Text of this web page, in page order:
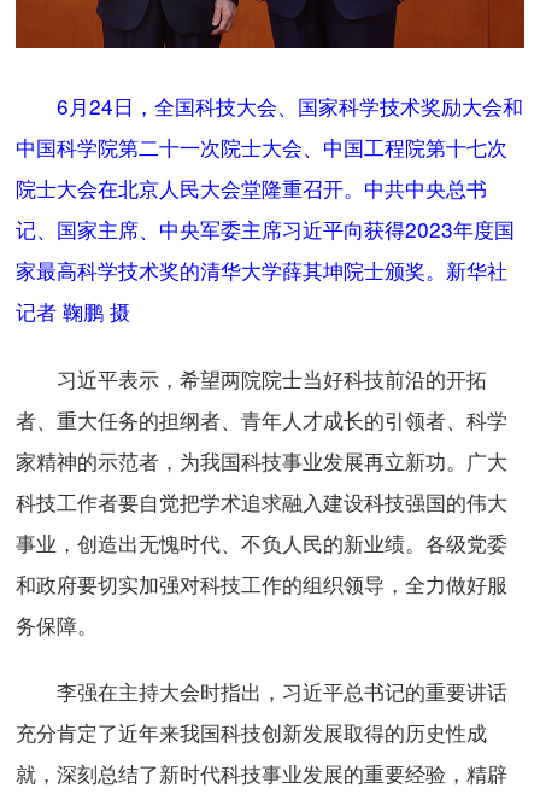
6月24日，全国科技大会、国家科学技术奖励大会和
中国科学院第二十一次院士大会、中国工程院第十七次
院士大会在北京人民大会堂隆重召开。中共中央总书
记、国家主席、中央军委主席习近平向获得2023年度国
家最高科学技术奖的清华大学薛其坤院士颁奖。新华社
记者 鞠鹏 摄
习近平表示，希望两院院士当好科技前沿的开拓
者、重大任务的担纲者、青年人才成长的引领者、科学
家精神的示范者，为我国科技事业发展再立新功。广大
科技工作者要自觉把学术追求融入建设科技强国的伟大
事业，创造出无愧时代、不负人民的新业绩。各级党委
和政府要切实加强对科技工作的组织领导，全力做好服
务保障。
李强在主持大会时指出，习近平总书记的重要讲话
充分肯定了近年来我国科技创新发展取得的历史性成
就，深刻总结了新时代科技事业发展的重要经验，精辟